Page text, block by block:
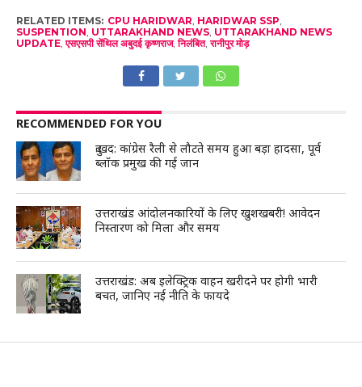
RELATED ITEMS: CPU HARIDWAR, HARIDWAR SSP,
SUSPENTION, UTTARAKHAND NEWS, UTTARAKHAND NEWS
UPDATE,एसएसपी सेंथिल अबुदई कृष्णराज,निलंबित,रानीपुर मोड़
RECOMMENDED FOR YOU
दुःखद: कांग्रेस रैली से लौटते समय हुआ बड़ा हादसा, पूर्व
ब्लॉक प्रमुख की गई जान
उत्तराखंड आंदोलनकारियों के लिए खुशखबरी! आवेदन
निस्तारण को मिला और समय
उत्तराखंड: अब इलेक्ट्रिक वाहन खरीदने पर होगी भारी
बचत, जानिए नई नीति के फायदे